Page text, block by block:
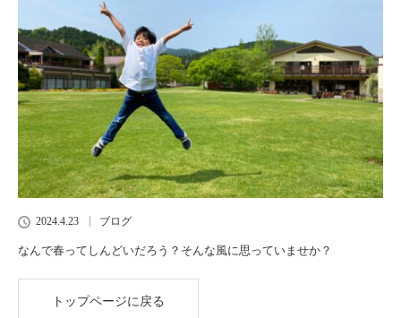
2024.4.23 ブログ
なんで春ってしんどいだろう？そんな風に思っていませか？
トップページに戻る